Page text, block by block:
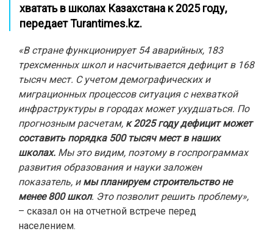
хватать в школах Казахстана к 2025 году,
передаетTurantimes.kz.
«В стране функционирует 54 аварийных, 183
трехсменных школ и насчитывается дефицит в 168
тысяч мест. С учетом демографических и
миграционных процессов ситуация с нехваткой
инфраструктуры в городах может ухудшаться. По
прогнозным расчетам, к 2025 году дефицит может
составить порядка 500 тысяч мест в наших
школах. Мы это видим, поэтому в госпрограммах
развития образования и науки заложен
показатель, и мы планируем строительство не
менее 800 школ. Это позволит решить проблему»,
– сказал он на отчетной встрече перед
населением.